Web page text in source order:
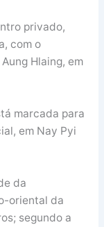
privado,
com o
Hlaing, em
marcada para
em Nay Pyi
da
oriental da
segundo a